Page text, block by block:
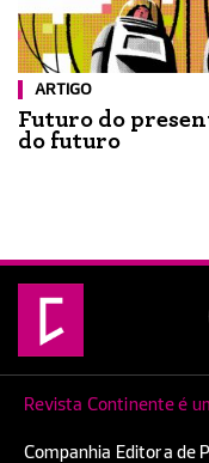
ARTIGO
Futuro do
do futuro
Revista Continente é
Companhia Editora de